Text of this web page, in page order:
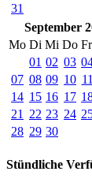
31
September
Mo Di Mi Do Fr
01 02 03
07 08 09 10 11
14 15 16 17
21
22 23 24
28 29 30
Stündliche